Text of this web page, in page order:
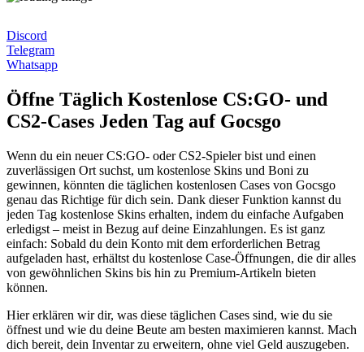
Discord
Telegram
Whatsapp
Öffne Täglich Kostenlose CS:GO- und
CS2-Cases Jeden Tag auf Gocsgo
Wenn du ein neuer CS:GO- oder CS2-Spieler bist und einen
zuverlässigen Ort suchst, um kostenlose Skins und Boni zu
gewinnen, könnten die täglichen kostenlosen Cases von Gocsgo
genau das Richtige für dich sein. Dank dieser Funktion kannst du
jeden Tag kostenlose Skins erhalten, indem du einfache Aufgaben
erledigst – meist in Bezug auf deine Einzahlungen. Es ist ganz
einfach: Sobald du dein Konto mit dem erforderlichen Betrag
aufgeladen hast, erhältst du kostenlose Case-Öffnungen, die dir alles
von gewöhnlichen Skins bis hin zu Premium-Artikeln bieten
können.
Hier erklären wir dir, was diese täglichen Cases sind, wie du sie
öffnest und wie du deine Beute am besten maximieren kannst. Mach
dich bereit, dein Inventar zu erweitern, ohne viel Geld auszugeben.